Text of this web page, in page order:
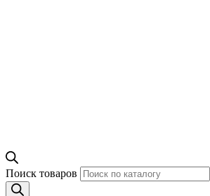
Поиск товаров